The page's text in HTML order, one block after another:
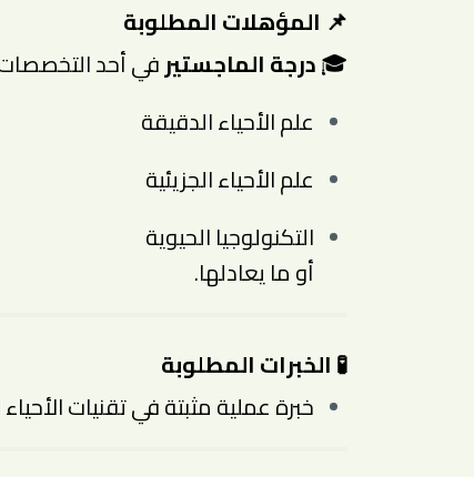
📌 المؤهلات المطلوبة
🎓درجة الماجستيرفي أحد التخصصات
علم الأحياء الدقيقة
علم الأحياء الجزيئية
التكنولوجيا الحيوية
أو ما يعادلها.
🧪 الخبرات المطلوبة
خبرة عملية مثبتة في تقنيات الأحياء